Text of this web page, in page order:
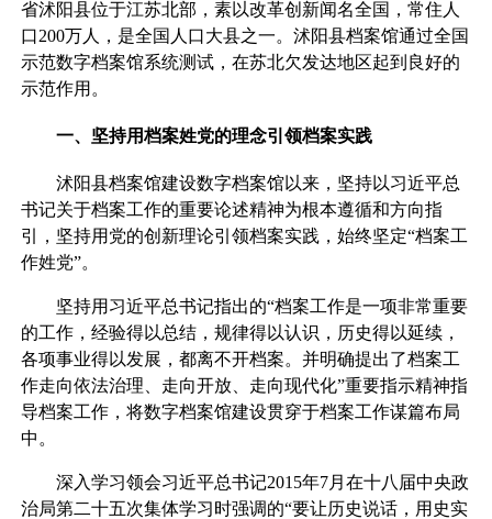
省沭阳县位于江苏北部，素以改革创新闻名全国，常住人
口200万人，是全国人口大县之一。沭阳县档案馆通过全国
示范数字档案馆系统测试，在苏北欠发达地区起到良好的
示范作用。
一、坚持用档案姓党的理念引领档案实践
沭阳县档案馆建设数字档案馆以来，坚持以习近平总
书记关于档案工作的重要论述精神为根本遵循和方向指
引，坚持用党的创新理论引领档案实践，始终坚定“档案工
作姓党”。
坚持用习近平总书记指出的“档案工作是一项非常重要
的工作，经验得以总结，规律得以认识，历史得以延续，
各项事业得以发展，都离不开档案。并明确提出了档案工
作走向依法治理、走向开放、走向现代化”重要指示精神指
导档案工作，将数字档案馆建设贯穿于档案工作谋篇布局
中。
深入学习领会习近平总书记2015年7月在十八届中央政
治局第二十五次集体学习时强调的“要让历史说话，用史实